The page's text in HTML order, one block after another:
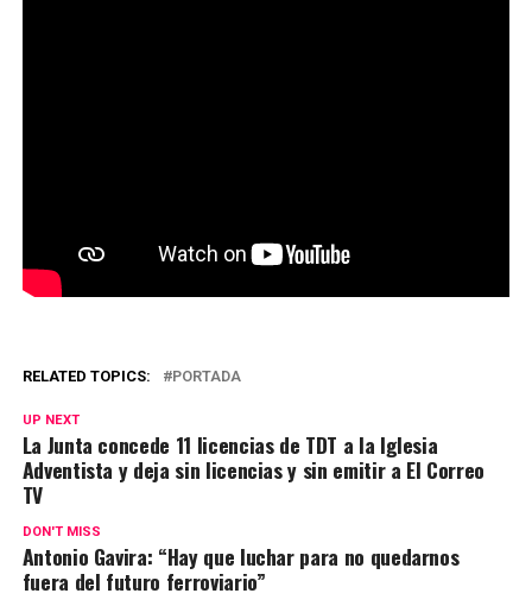
RELATED TOPICS: PORTADA
UP NEXT
La Junta concede 11 licencias de TDT a la Iglesia
Adventista y deja sin licencias y sin emitir a El Correo
TV
DON'T MISS
Antonio Gavira: “Hay que luchar para no quedarnos
fuera del futuro ferroviario”